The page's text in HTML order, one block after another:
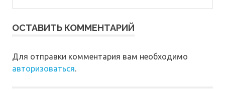
ОСТАВИТЬ КОММЕНТАРИЙ
Для отправки комментария вам необходимо
авторизоваться.